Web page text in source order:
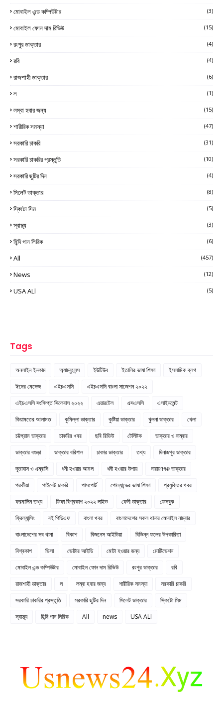
মোবাইল এন্ড কম্পিউটার (3)
মোবাইল ফোন দাম রিভিউ (15)
রংপুর ডাক্তার (4)
রবি (4)
রাজশাহী ডাক্তার (6)
ল (1)
লম্বা হবার জন্য (15)
শারীরিক সমস্যা (47)
সরকারি চাকরি (31)
সরকারি চাকরির প্রস্তুতি (10)
সরকারি ছুটির দিন (4)
সিলেট ডাক্তার (8)
স্কিটো সিম (5)
স্বাস্থ্য (3)
হিন্দি গান লিরিক (6)
All (457)
News (12)
USA ALl (5)
Tags
অনলাইন ইনকাম অ্যাম্বুলেন্স ইউটিউব ইতালির ভাষা শিক্ষা
ইসলামিক ব্লগ
ঈদের মেসেজ
এইচএসসি
এইচএসসি বাংলা সাজেশন ২০২২
এইচএসসি সংক্ষিপ্ত সিলেবাস ২০২২
এয়ারটেল এসএসসি
এসাইনমেন্ট
কিয়ামতের আলামত
কুমিল্লা ডাক্তার কুষ্টিয়া ডাক্তার খুলনা ডাক্তার
খেলা
চট্টগ্রাম ডাক্তার
চাকরির খবর ছবি রিভিউ টেলিটক
ডাক্তার ও নাম্বার
ডাক্তার বগুড়া
ডাক্তার বরিশাল ঢাকার ডাক্তার তথ্য
দিনাজপুর ডাক্তার
দূতাবাস ও এম্বাসি
ধনী হওয়ার আমল ধনী হওয়ার উপায়
নারায়ণগঞ্জ ডাক্তার
পরকীয়া
পাইবেট চাকরি পাসপোর্ট পোল্যান্ডের ভাষা শিক্ষা
প্রযুক্তির খবর
ফরমালিন তথ্য
ফিফা বিশ্বকাপ ২০২২ লাইভ ফেনী ডাক্তার
ফেসবুক
ফ্রিল্যান্সিং
বই পিডিএফ বাংলা খবর
বাংলাদেশের সকল থানার মোবাইল নাম্বার
বাংলাদেশের সব থানা
বিকাশ বিজনেস আইডিয়া
বিভিন্ন ফলের উপকারিতা
বিশ্বকাপ
ভিসা ভোটার আইডি মোটা হওয়ার জন্য
মোটিভেশন
মোবাইল এন্ড কম্পিউটার
মোবাইল ফোন দাম রিভিউ রংপুর ডাক্তার
রবি
রাজশাহী ডাক্তার
ল লম্বা হবার জন্য শারীরিক সমস্যা
সরকারি চাকরি
সরকারি চাকরির প্রস্তুতি
সরকারি ছুটির দিন সিলেট ডাক্তার
স্কিটো সিম
স্বাস্থ্য
হিন্দি গান লিরিক All news USA ALl